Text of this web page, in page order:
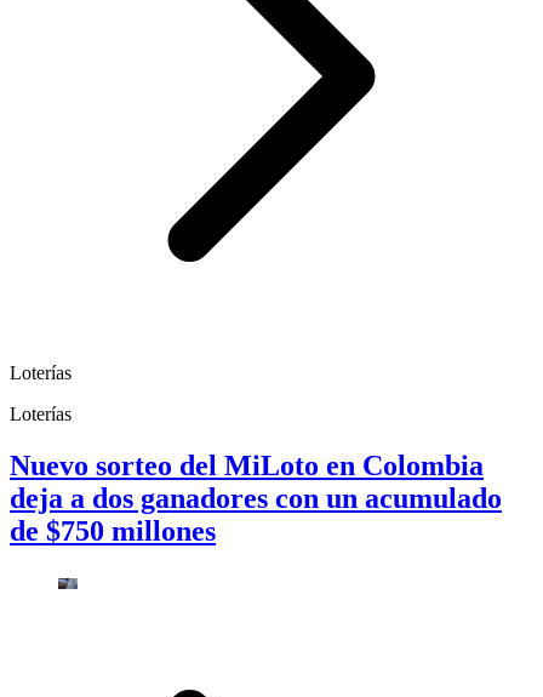
Loterías
Loterías
Nuevo sorteo del MiLoto en Colombia
deja a dos ganadores con un acumulado
de $750 millones